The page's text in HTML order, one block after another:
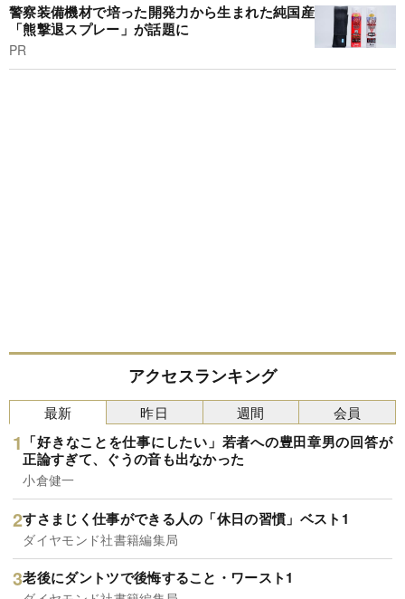
警察装備機材で培った開発力から生まれた純国産
「熊撃退スプレー」が話題に
PR
アクセスランキング
最新
「好きなことを仕事にしたい」若者への豊田章男の回答が
正論すぎて、ぐうの音も出なかった
小倉健一
すさまじく仕事ができる人の「休日の習慣」ベスト1
ダイヤモンド社書籍編集局
老後にダントツで後悔すること・ワースト1
昨日 週間 会員